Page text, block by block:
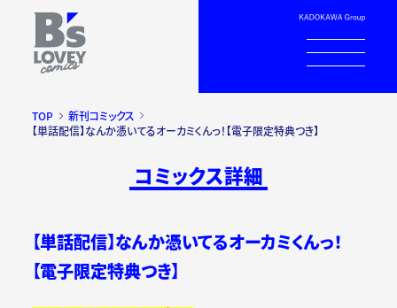
TOP
新刊コミックス
【単話配信】なんか憑いてるオーカミくんっ！【電子限定特典つき】
コミックス詳細
【単話配信】なんか憑いてるオーカミくんっ！
【電子限定特典つき】